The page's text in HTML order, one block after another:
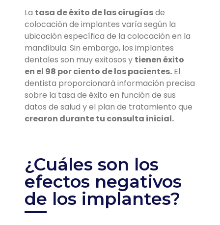
La tasa de éxito de las cirugíasde
colocación de implantes varía según la
ubicación específica de la colocación en la
mandíbula. Sin embargo, los implantes
dentales son muy exitosos y tienen éxito
en el 98 por ciento de los pacientes. El
dentista proporcionará información precisa
sobre la tasa de éxito en función de sus
datos de salud y el plan de tratamiento que
crearon durante tu consulta inicial.
¿Cuáles son los
efectos negativos
de los implantes?